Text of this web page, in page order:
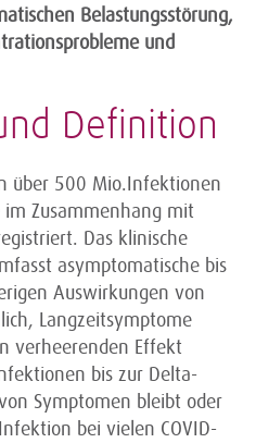
Belastungsstörung,
und
Definition
über 500 Mio.Infektionen
im Zusammenhang mit
Das klinische
asymptomatische bis
Auswirkungen von
Langzeitsymptome
verheerenden Effekt
bis zur Delta-
Symptomen bleibt oder
bei vielen COVID-